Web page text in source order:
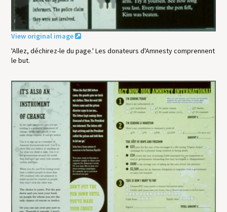
View original image
'Allez, déchirez-le du page.' Les donateurs d'Amnesty comprennent
le but.